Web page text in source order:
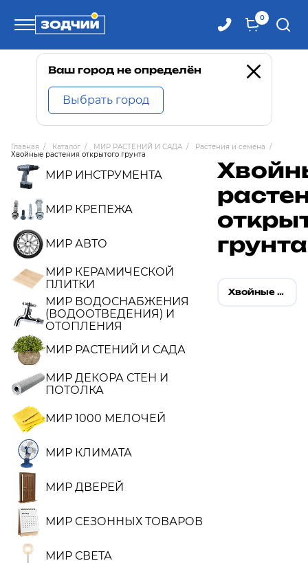
0
Телефоны
8 800 100-71-71
8 (4242) 30-00-27
8 (4242) 30-00-72
Ваш город не определён
Выбрать город
Главная / Каталог / МИР РАСТЕНИЙ И САДА / Растения и семена /
Хвойные растения открытого грунта
МИР ИНСТРУМЕНТА
МИР КРЕПЕЖА
МИР АВТО
МИР КЕРАМИЧЕСКОЙ
ПЛИТКИ
МИР ВОДОСНАБЖЕНИЯ
(ВОДООТВЕДЕНИЯ) И
ОТОПЛЕНИЯ
МИР РАСТЕНИЙ И САДА
МИР ДЕКОРА СТЕН И
ПОТОЛКА
МИР 1000 МЕЛОЧЕЙ
МИР КЛИМАТА
МИР ДВЕРЕЙ
МИР СЕЗОННЫХ ТОВАРОВ
МИР СВЕТА
грунта
Хвойные саженцы закрытой корневой системы